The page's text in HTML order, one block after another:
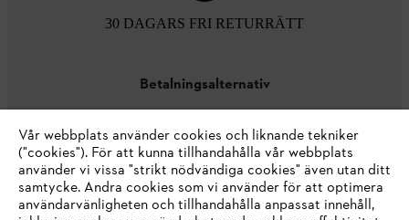
30 DAGARS FRI RETURRÄTT
Betalningsalternativ
Vår webbplats använder cookies och liknande tekniker
("cookies"). För att kunna tillhandahålla vår webbplats
använder vi vissa "strikt nödvändiga cookies" även utan ditt
samtycke. Andra cookies som vi använder för att optimera
användarvänligheten och tillhandahålla anpassat innehåll,